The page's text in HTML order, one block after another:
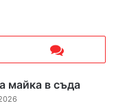
майка в съда